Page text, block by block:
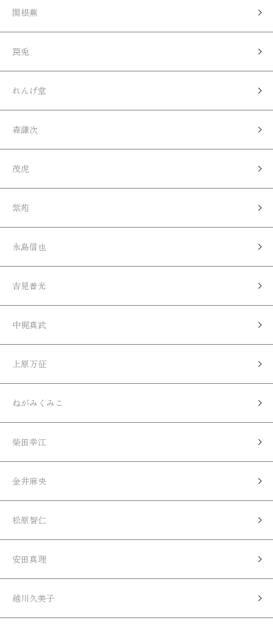
関根蕪
罠兎
れんげ堂
森謙次
茂虎
紫苑
永島信也
吉見普光
中梶真武
上原万征
ねがみくみこ
柴田幸江
金井麻央
松原智仁
安田真理
越川久美子